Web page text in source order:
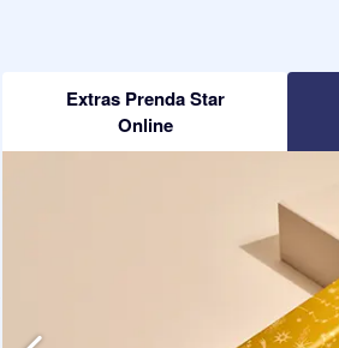
Extras Prenda Star
Online